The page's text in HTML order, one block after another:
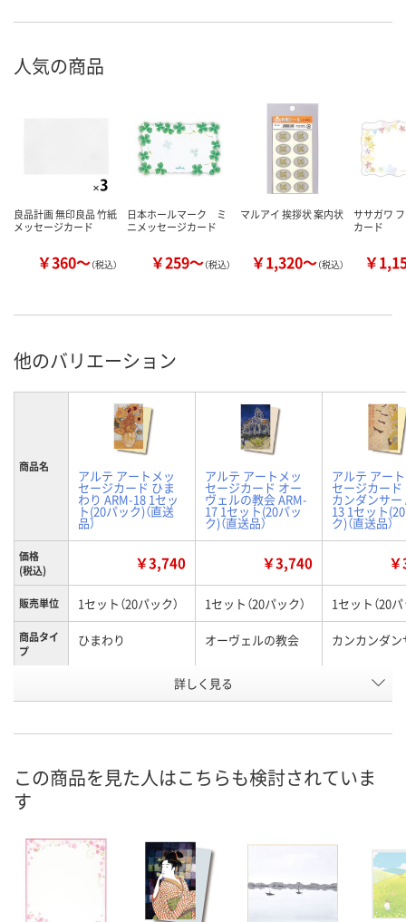
人気の商品
良品計画 無印良品 竹紙
メッセージカード
￥360～（税込）
日本ホールマーク ミ
ニメッセージカード
￥259～（税込）
マルアイ 挨拶状 案内状
￥1,320～（税込）
ササガワ
カード
￥
他のバリエーション
商品名
アルテ アートメッ
セージカード ひま
わり ARM-18 1セッ
ト(20パック)（直送
品）
アルテ アートメッ
セージカード オー
ヴェルの教会 ARM-
17 1セット(20パッ
ク)（直送品）
アルテ アー
セージカード
カンダンサー
13 1セット
ク)（直送品）
価格
(税込)
￥3,740 ￥3,740
販売単位 1セット（20パック） 1セット（20パック） 1セット（20パ
商品タイ
プ
ひまわり オーヴェルの教会 カンカンダン
WHX1378 WHX1372
カゴへ カゴへ カ
詳しく見る
この商品を見た人はこちらも検討されていま
す